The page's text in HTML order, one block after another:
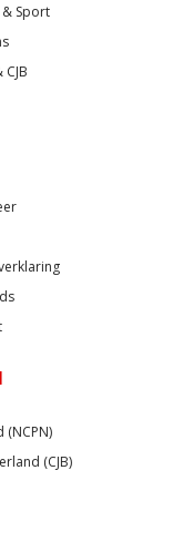
Sport
CJB
(CJB)